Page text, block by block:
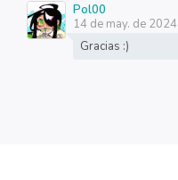
Pol00
14 de may. de 2024
Gracias :)